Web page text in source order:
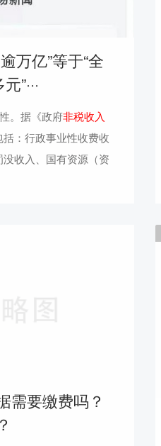
逾万亿”等于“全
”···
。据《政府非税收入
括：行政事业性收费收
收入、国有资源（资
需要缴费吗？